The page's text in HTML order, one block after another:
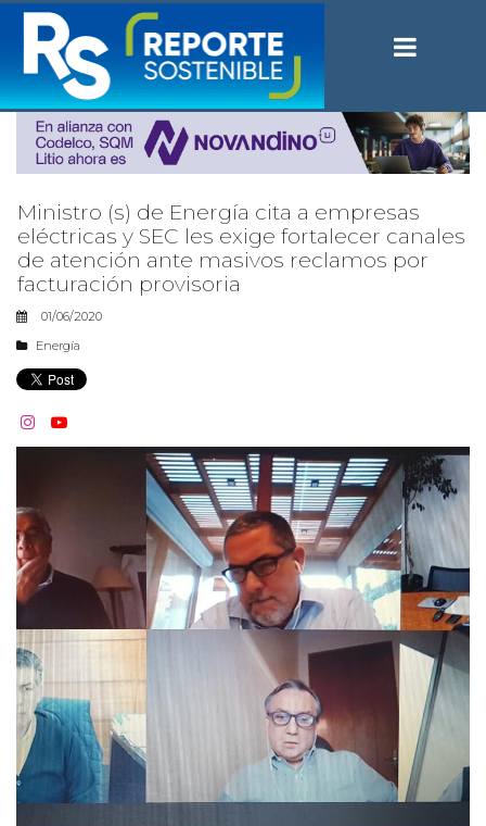
Ministro (s) de Energía cita a empresas
eléctricas y SEC les exige fortalecer canales
de atención ante masivos reclamos por
facturación provisoria
01/06/2020
Energía
 